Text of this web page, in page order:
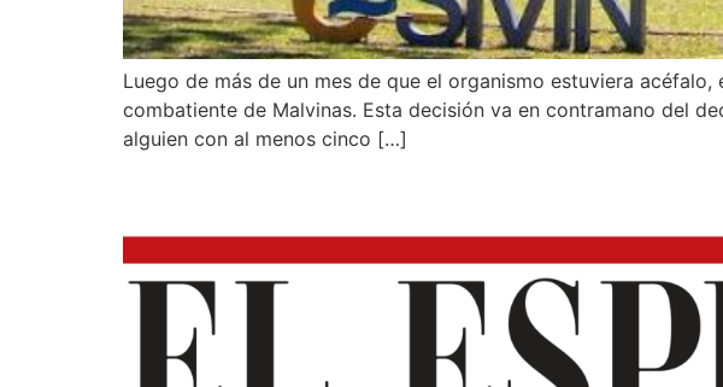
Luego de más de un mes de que el organismo estuviera
combatiente de Malvinas. Esta decisión va en contramano del
alguien con al menos cinco […]